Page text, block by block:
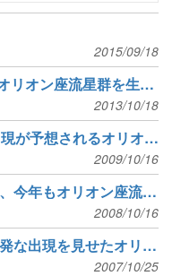
2015/09/18
21日夜に「SOLiVE」でオリオン座流星群を生中継
2013/10/18
次回は70年後？活発な出現が予想されるオリオン座流星群
2009/10/16
観測条件は悪いながらも、今年もオリオン座流星群に要注意
2008/10/16
【速報】昨年に続き、活発な出現を見せたオリオン座流星群
2007/10/25